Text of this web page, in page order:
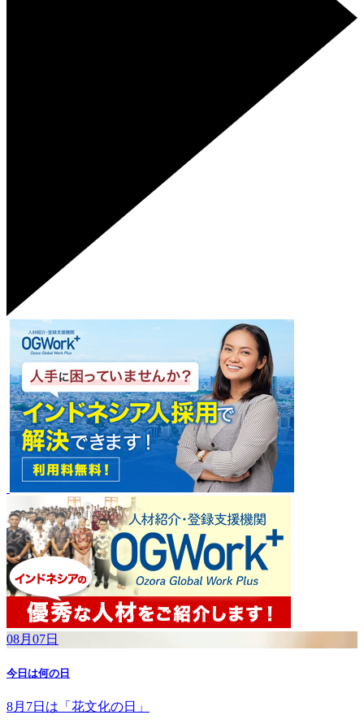
08月07日
今日は何の日
8月7日は「花文化の日」